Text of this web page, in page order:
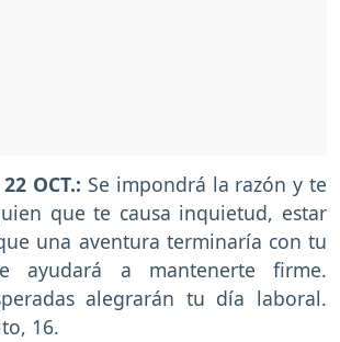
OCT.: Se impondrá la razón y te
que te causa inquietud, estar
una aventura terminaría con tu
ayudará a mantenerte firme.
alegrarán tu día laboral.
16.